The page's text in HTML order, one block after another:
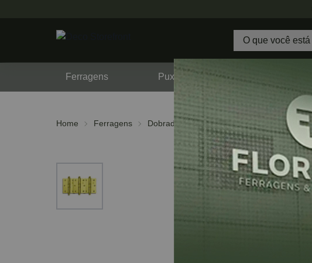
Ferragens Puxadores
Home Ferragens Dobradiças Comum